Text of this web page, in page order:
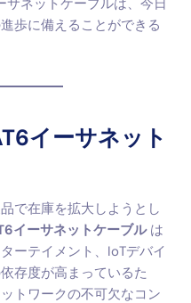
サネットケーブルは、今日
歩に備えることができる
イーサネット
で在庫を拡大しようとし
イーサネットケーブルは
ーテイメント、IoTデバイ
存度が高まっているた
トワークの不可欠なコン